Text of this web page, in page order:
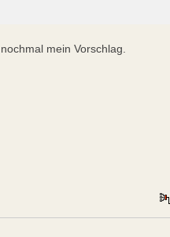
mein Vorschlag.